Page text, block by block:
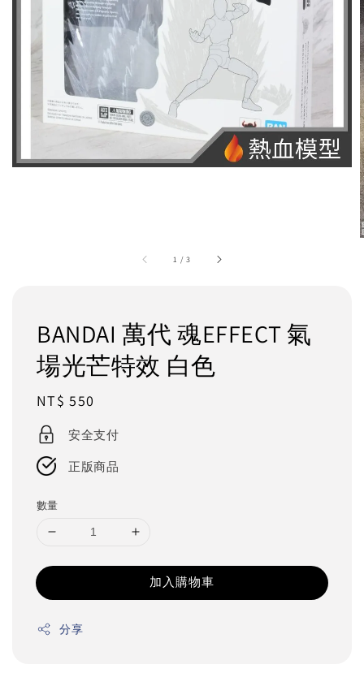
1 /3
BANDAI 萬代 魂EFFECT 氣
場光芒特效 白色
Regular
price
NT$ 550
安全支付
正版商品
數量
加入購物車
分享